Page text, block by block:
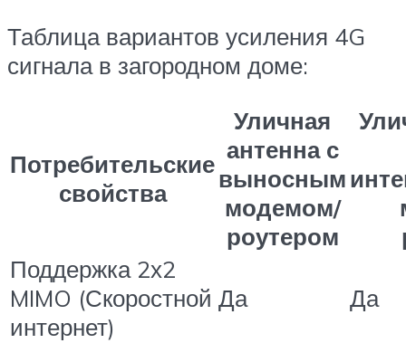
Таблица вариантов усиления 4G
сигнала в загородном доме:
Потребительские
свойства
Уличная
антенна с
выносным
модемом/
роутером
Поддержка 2х2
MIMO (Скоростной
интернет)
Да Да